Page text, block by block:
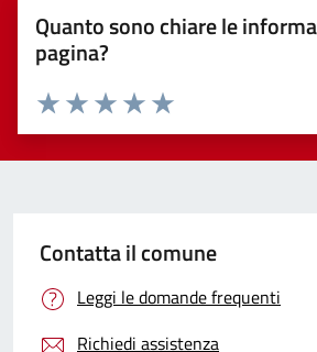
Quanto sono chiare le
pagina?
Valuta 5 stelle su 5
Valuta 4 stelle su 5
Valuta 3 stelle su 5
Valuta 2 stelle su 5
Valuta 1 stelle su 5
Contatta il comune
Leggi le domande frequenti
Richiedi assistenza